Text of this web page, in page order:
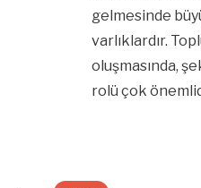
gelmesinde
varlıklardır.
oluşmasında,
rolü çok